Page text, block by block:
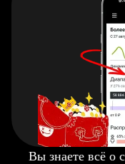
Вы знаете всё о